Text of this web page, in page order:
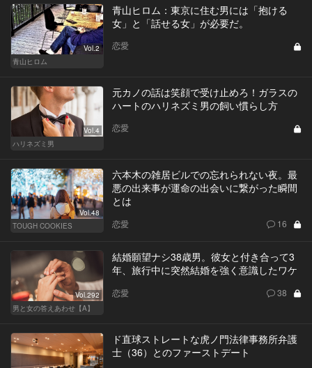
Vol.2
青山ヒロム
青山ヒロム：東京に住む男には「抱ける
女」と「話せる女」が必要だ。
恋愛
Vol.4
ハリネズミ男
元カノの話は笑顔で受け止めろ！ガラスの
ハートのハリネズミ男の飼い慣らし方
恋愛
Vol.48
TOUGH COOKIES
六本木の雑居ビルでの忘れられない夜。最
悪の出来事が運命の出会いに繋がった瞬間
とは
恋愛 16
Vol.292
男と女の答えあわせ【A】
結婚願望ナシ38歳男。彼女と付き合って3
年、旅行中に突然結婚を強く意識したワケ
恋愛 38
ド直球ストレートな虎ノ門法律事務所弁護
士（36）とのファーストデート